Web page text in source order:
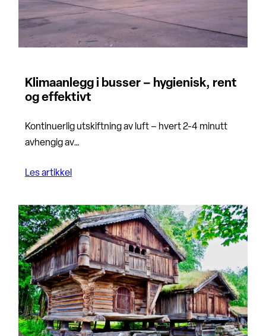
Klimaanlegg i busser – hygienisk, rent
og effektivt
Kontinuerlig utskiftning av luft – hvert 2-4 minutt
avhengig av…
Les artikkel